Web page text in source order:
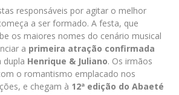
responsáveis por agitar o melhor
a ser formado. A festa, que
os maiores nomes do cenário musical
a primeira atração confirmada
dupla Henrique & Juliano. Os irmãos
o romantismo emplacado nos
e chegam à 12ª edição do Abaeté